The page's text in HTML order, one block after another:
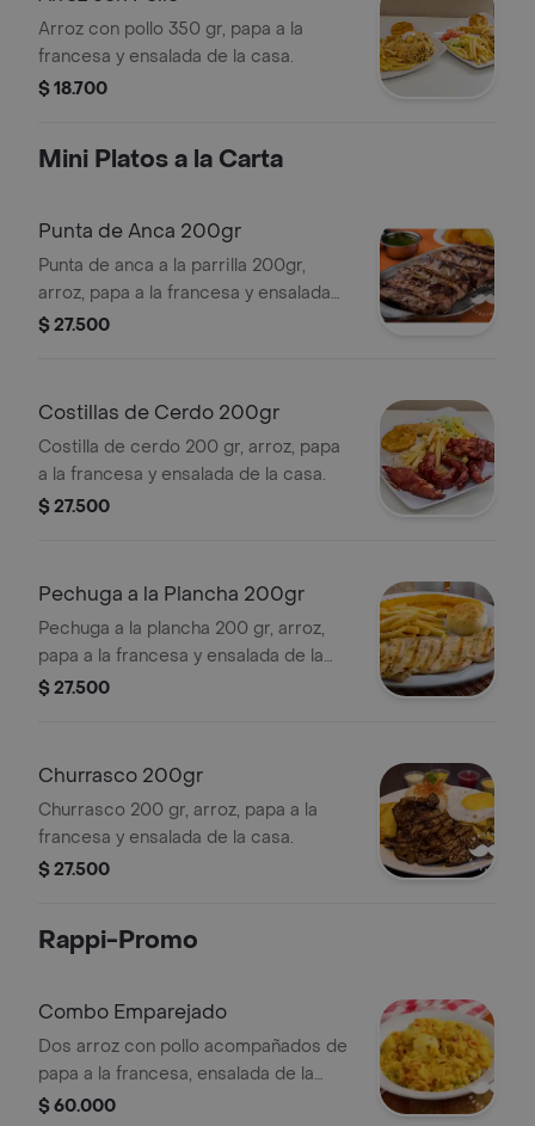
Arroz con pollo 350 gr, papa a la
francesa y ensalada de la casa.
$ 18.700
Mini Platos a la Carta
Punta de Anca 200gr
Punta de anca a la parrilla 200gr,
arroz, papa a la francesa y ensalada
de la casa.
$ 27.500
Costillas de Cerdo 200gr
Costilla de cerdo 200 gr, arroz, papa
a la francesa y ensalada de la casa.
$ 27.500
Pechuga a la Plancha 200gr
Pechuga a la plancha 200 gr, arroz,
papa a la francesa y ensalada de la
casa.
$ 27.500
Churrasco 200gr
Churrasco 200 gr, arroz, papa a la
francesa y ensalada de la casa.
$ 27.500
Rappi-Promo
Combo Emparejado
Dos arroz con pollo acompañados de
papa a la francesa, ensalada de la
casa, y Coca Cola 1.5 L
$ 60.000